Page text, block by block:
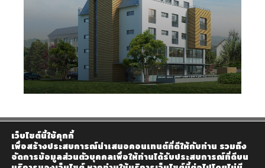
เว็บไซต์นี้ใช้คุกกี้
เพื่อสร้างประสบการณ์นำเสนอคอนเทนต์ที่ดีให้กับท่าน รวมถึง
จัดการข้อมูลส่วนตัวบุคคลเพื่อให้ท่านได้รับประสบการณ์ที่ดีบน